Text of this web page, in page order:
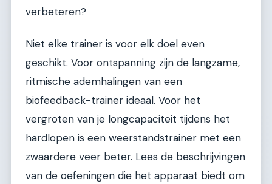
verbeteren?
Niet elke trainer is voor elk doel even
geschikt. Voor ontspanning zijn de langzame,
ritmische ademhalingen van een
biofeedback-trainer ideaal. Voor het
vergroten van je longcapaciteit tijdens het
hardlopen is een weerstandstrainer met een
zwaardere veer beter. Lees de beschrijvingen
van de oefeningen die het apparaat biedt om